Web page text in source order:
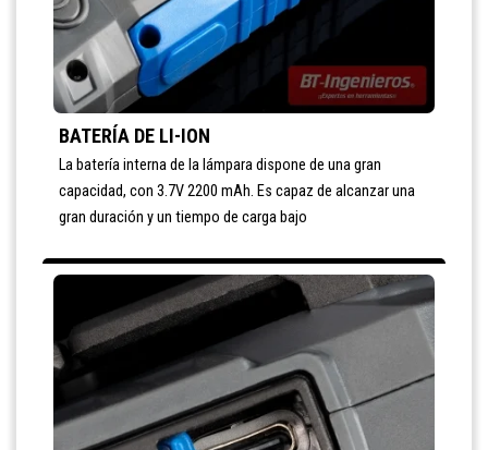
BATERÍA DE LI-ION
La batería interna de la lámpara dispone de una gran
capacidad, con 3.7V 2200 mAh. Es capaz de alcanzar una
gran duración y un tiempo de carga bajo